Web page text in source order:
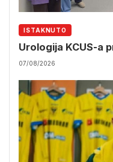
ISTAKNUTO
Urologija KCUS-a
07/08/2026